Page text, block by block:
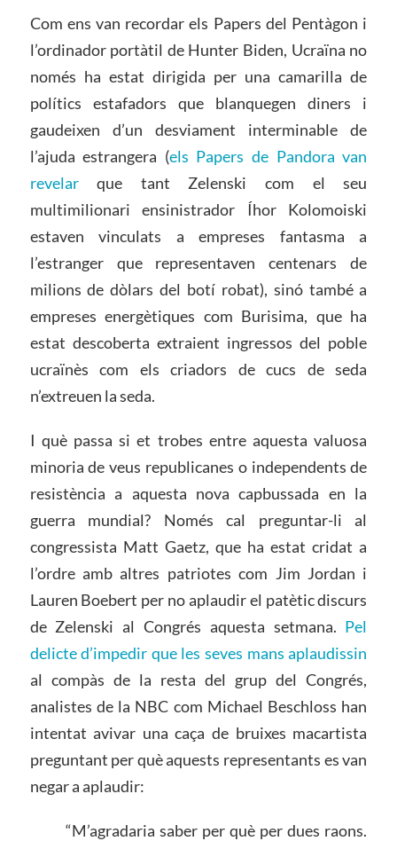
Com ens van recordar els Papers del Pentàgon i
l’ordinador portàtil de Hunter Biden, Ucraïna no
només ha estat dirigida per una camarilla de
polítics estafadors que blanquegen diners i
gaudeixen d’un desviament interminable de
l’ajuda estrangera (els Papers de Pandora van
revelarque tant Zelenski com el seu
multimilionari ensinistrador Íhor Kolomoiski
estaven vinculats a empreses fantasma a
l’estranger que representaven centenars de
milions de dòlars del botí robat), sinó també a
empreses energètiques com Burisima, que ha
estat descoberta extraient ingressos del poble
ucraïnès com els criadors de cucs de seda
n’extreuen la seda.
I què passa si et trobes entre aquesta valuosa
minoria de veus republicanes o independents de
resistència a aquesta nova capbussada en la
guerra mundial? Només cal preguntar-li al
congressista Matt Gaetz, que ha estat cridat a
l’ordre amb altres patriotes com Jim Jordan i
Lauren Boebert per no aplaudir el patètic discurs
de Zelenski al Congrés aquesta setmana. Pel
delicte d’impedir que les seves mans aplaudissin
al compàs de la resta del grup del Congrés,
analistes de la NBC com Michael Beschloss han
intentat avivar una caça de bruixes macartista
preguntant per què aquests representants es van
negar a aplaudir:
“M’agradaria saber per què per dues raons.